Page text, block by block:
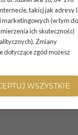
takicj jak adresy
marketingowych (w tym do
ich skuteczności
Zmiany
dotyczące zgód możesz
WSZYSTKIE